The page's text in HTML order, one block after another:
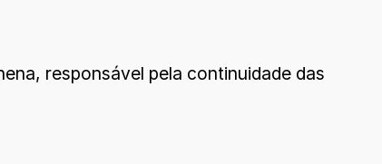
responsável pela continuidade das